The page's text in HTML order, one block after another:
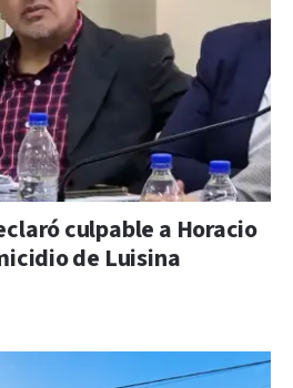
culpable a Horacio
de Luisina